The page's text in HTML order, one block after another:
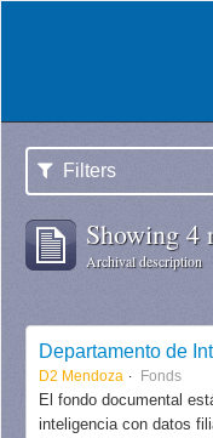
Filters
Showing 4
Archival description
D2 Mendoza Fonds
El fondo documental
inteligencia con datos